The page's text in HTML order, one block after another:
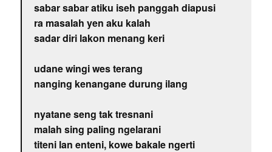
sabar sabar atiku iseh panggah diapusi
ra masalah yen aku kalah
sadar diri lakon menang keri
udane wingi wes terang
nanging kenangane durung ilang
nyatane seng tak tresnani
malah sing paling ngelarani
titeni lan enteni, kowe bakale ngerti